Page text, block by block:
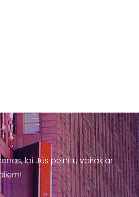
lai Jūs pelnītu vairāk ar